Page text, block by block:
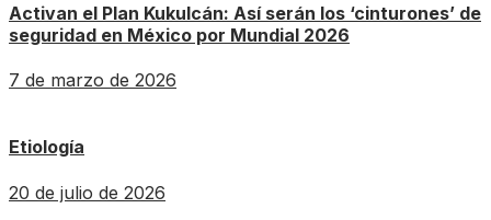
Activan el Plan Kukulcán: Así serán los ‘cinturones’ de
seguridad en México por Mundial 2026
7 de marzo de 2026
Etiología
20 de julio de 2026